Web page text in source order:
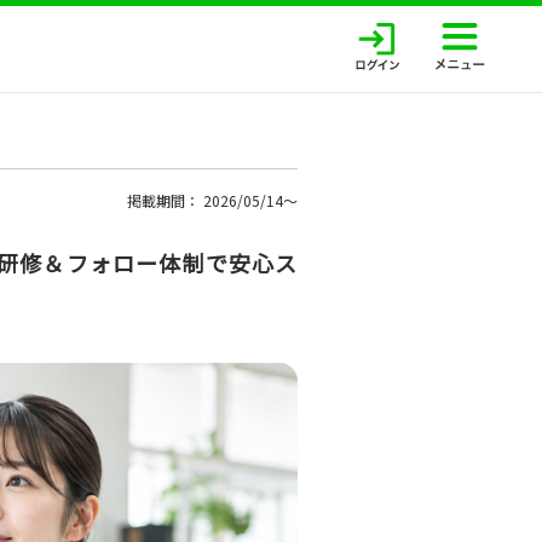
掲載期間： 2026/05/14〜
＆フォロー体制で安心ス